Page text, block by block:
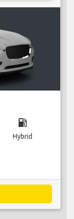
local_gas_station
Hybrid